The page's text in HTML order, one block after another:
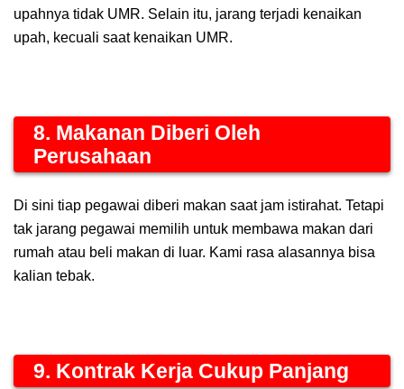
upahnya tidak UMR. Selain itu, jarang terjadi kenaikan
upah, kecuali saat kenaikan UMR.
8. Makanan Diberi Oleh
Perusahaan
Di sini tiap pegawai diberi makan saat jam istirahat. Tetapi
tak jarang pegawai memilih untuk membawa makan dari
rumah atau beli makan di luar. Kami rasa alasannya bisa
kalian tebak.
9. Kontrak Kerja Cukup Panjang